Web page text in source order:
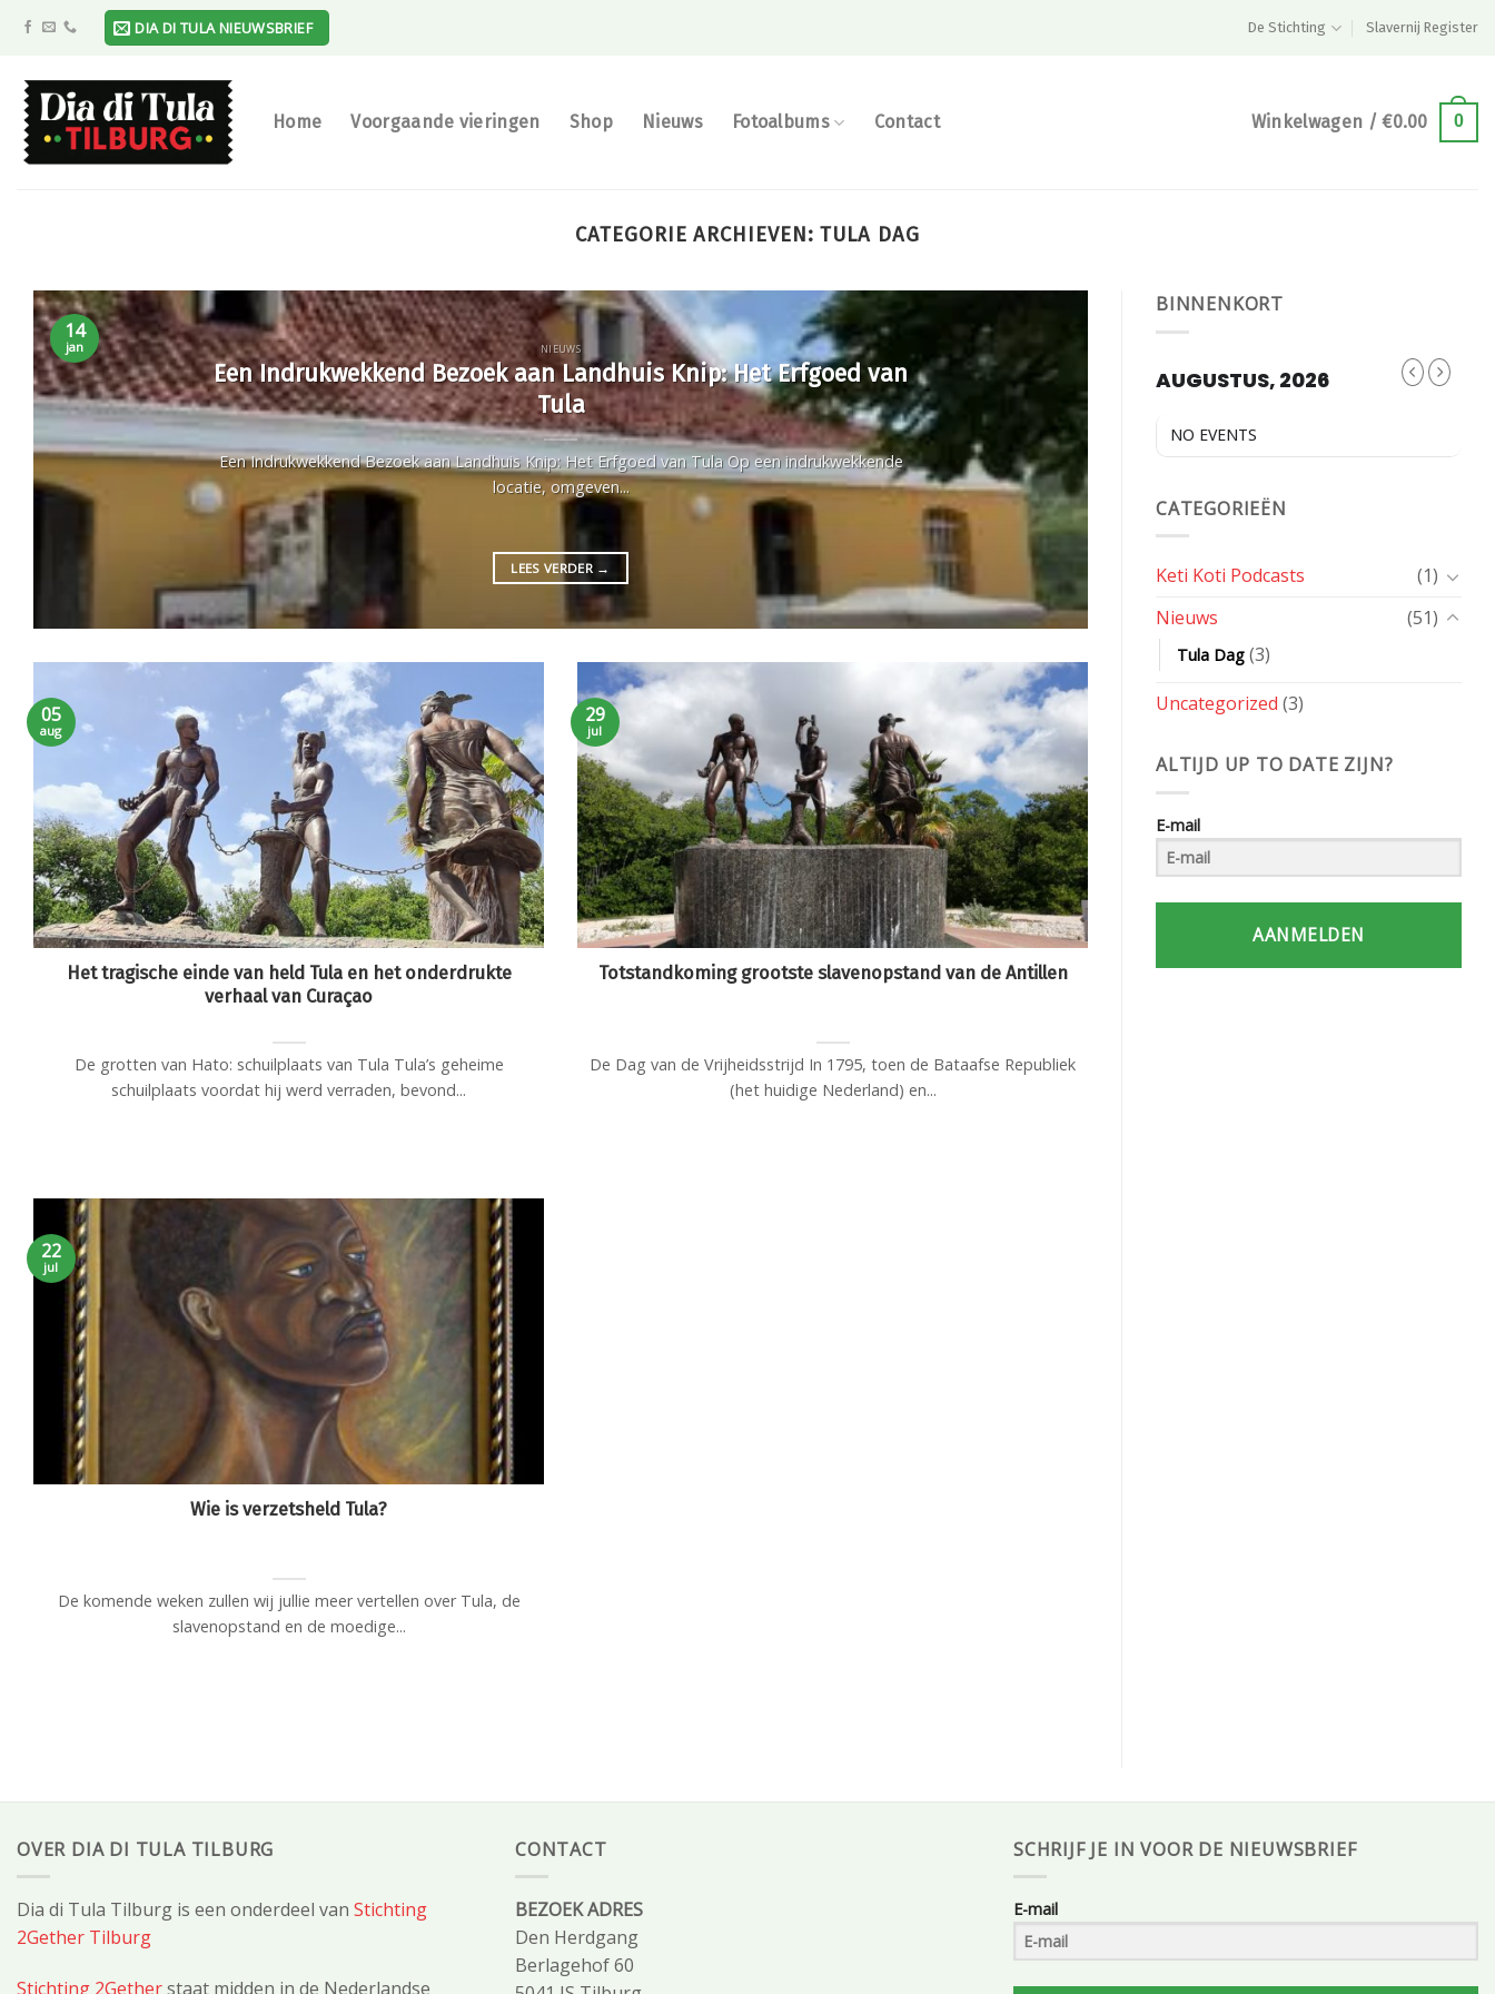
DIA DI TULA NIEUWSBRIEF De Stichting Slavernij Register
Home Voorgaande vieringen Shop Nieuws Fotoalbums Contact Winkelwagen /€0.00 0
CATEGORIE ARCHIEVEN:TULA DAG
NIEUWS
Een Indrukwekkend Bezoek aan Landhuis Knip: Het Erfgoed van
Tula
Een Indrukwekkend Bezoek aan Landhuis Knip: Het Erfgoed van Tula Op een indrukwekkende
locatie, omgeven...
LEES VERDER →
14
jan
Het tragische einde van held Tula en het onderdrukte
verhaal van Curaçao
De grotten van Hato: schuilplaats van Tula Tula’s geheime
schuilplaats voordat hij werd verraden, bevond...
05
aug
Totstandkoming grootste slavenopstand van de Antillen
De Dag van de Vrijheidsstrijd In 1795, toen de Bataafse Republiek
(het huidige Nederland) en...
29
jul
Wie is verzetsheld Tula?
De komende weken zullen wij jullie meer vertellen over Tula, de
slavenopstand en de moedige...
22
jul
BINNENKORT
AUGUSTUS, 2026
NO EVENTS
CATEGORIEËN
Keti Koti Podcasts
(1)
Nieuws
(51)
Tula Dag (3)
Uncategorized (3)
ALTIJD UP TO DATE ZIJN?
E-mail
AANMELDEN
OVER DIA DI TULA TILBURG
Dia di Tula Tilburg is een onderdeel van Stichting
2Gether Tilburg
Stichting 2Getherstaat midden in de Nederlandse
CONTACT
BEZOEK ADRES
Den Herdgang
Berlagehof 60
SCHRIJF JE IN VOOR DE NIEUWSBRIEF
E-mail